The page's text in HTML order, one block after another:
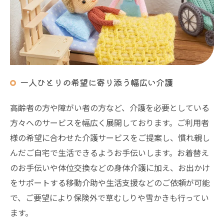
一人ひとりの希望に寄り添う幅広い介護
高齢者の方や障がい者の方など、介護を必要としている
方々へのサービスを幅広く展開しております。ご利用者
様の希望に合わせた介護サービスをご提案し、慣れ親し
んだご自宅で生活できるようお手伝いします。お着替え
のお手伝いや体位交換などの身体介護に加え、お出かけ
をサポートする移動介助や生活支援などのご依頼が可能
で、ご要望により保険外で草むしりや雪かきも行ってい
ます。